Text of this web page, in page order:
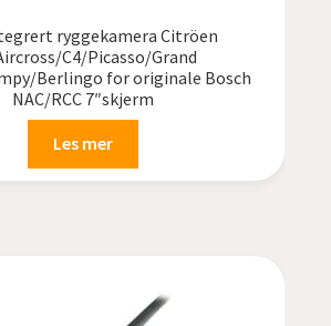
ryggekamera Citröen
C4/Picasso/Grand
Berlingo for originale Bosch
NAC/RCC 7″skjerm
Les mer